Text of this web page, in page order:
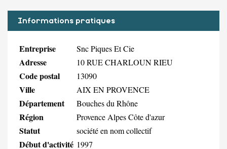
Informations pratiques
Entreprise Snc Piques Et Cie
Adresse 10 RUE CHARLOUN RIEU
Code postal 13090
Ville AIX EN PROVENCE
Département Bouches du Rhône
Région Provence Alpes Côte d'azur
Statut société en nom collectif
Début d'activité 1997